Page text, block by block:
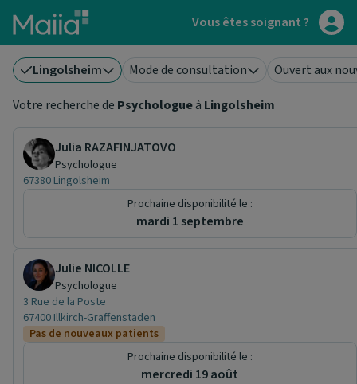
Aller au contenu principal Vous êtes soignant ?
Lingolsheim Mode de consultation
Ouvert aux
Votre recherche de Psychologueà Lingolsheim
Julia RAZAFINJATOVO
Psychologue
67380 Lingolsheim
Prochaine disponibilité le :
mardi 1 septembre
Julie NICOLLE
Psychologue
3 Rue de la Poste
67400 Illkirch-Graffenstaden
Pas de nouveaux patients
Prochaine disponibilité le :
mercredi 19 août